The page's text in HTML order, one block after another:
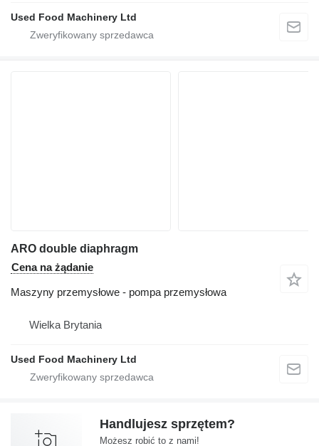
Used Food Machinery Ltd
ARO double diaphragm
Cena na żądanie
Maszyny przemysłowe - pompa przemysłowa
Wielka Brytania
Used Food Machinery Ltd
Handlujesz sprzętem?
Możesz robić to z nami!